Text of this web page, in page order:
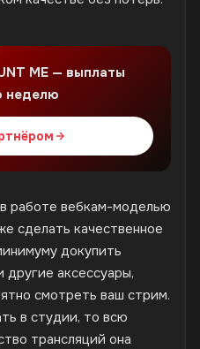
ME — выплаты
неделю
работе вебкам-моделью
сделать качественное
докупить
аксессуары,
смотреть ваш стрим.
в студии, то всю
трансляций она